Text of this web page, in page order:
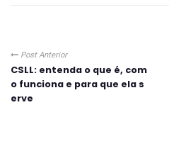
Post Anterior
CSLL: entenda o que é, com
o funciona e para que ela s
erve